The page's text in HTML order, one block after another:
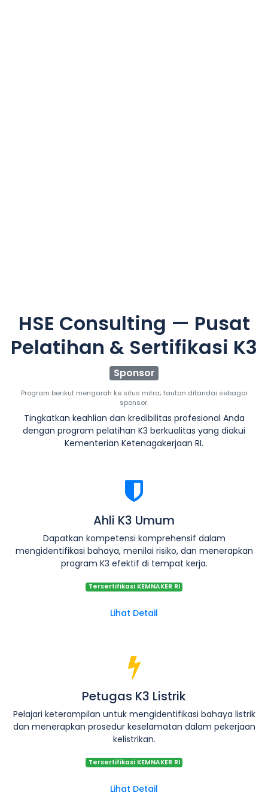
HSE Consulting — Pusat
Pelatihan & Sertifikasi K3
Sponsor
Program berikut mengarah ke situs mitra; tautan ditandai sebagai
sponsor.
Tingkatkan keahlian dan kredibilitas profesional Anda
dengan program pelatihan K3 berkualitas yang diakui
Kementerian Ketenagakerjaan RI.
Ahli K3 Umum
Dapatkan kompetensi komprehensif dalam
mengidentifikasi bahaya, menilai risiko, dan menerapkan
program K3 efektif di tempat kerja.
Tersertifikasi KEMNAKER RI
Lihat Detail
Petugas K3 Listrik
Pelajari keterampilan untuk mengidentifikasi bahaya listrik
dan menerapkan prosedur keselamatan dalam pekerjaan
kelistrikan.
Tersertifikasi KEMNAKER RI
Lihat Detail